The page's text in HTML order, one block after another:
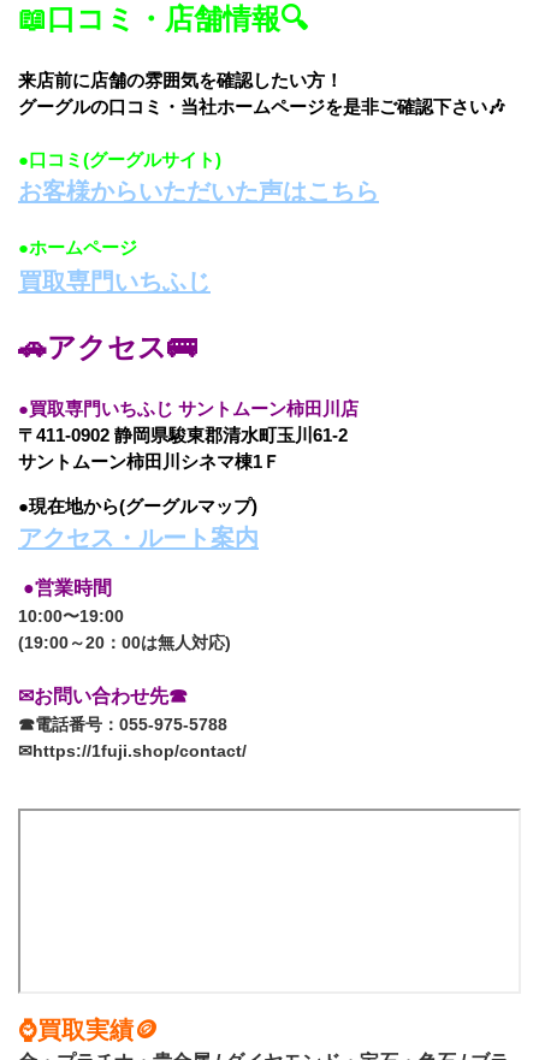
📖口コミ・店舗情報🔍
来店前に店舗の雰囲気を確認したい方！
グーグルの口コミ・当社ホームページを是非ご確認下さい🎶
●口コミ(グーグルサイト)
お客様からいただいた声はこちら
●ホームページ
買取専門いちふじ
🚗アクセス🚌
●買取専門いちふじ サントムーン柿田川店
〒411-0902 静岡県駿東郡清水町玉川61-2
サントムーン柿田川シネマ棟1Ｆ
●現在地から(グーグルマップ)
アクセス・ルート案内
●営業時間
10:00〜19:00
(19:00～20：00は無人対応)
✉お問い合わせ先☎
☎電話番号：055-975-5788
✉https://1fuji.shop/contact/
⌚買取実績🪙